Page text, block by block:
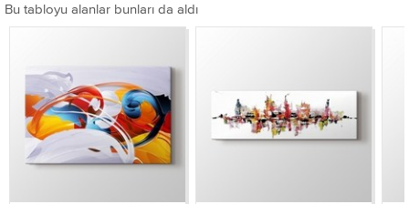
Bu tabloyu alanlar bunları da aldı